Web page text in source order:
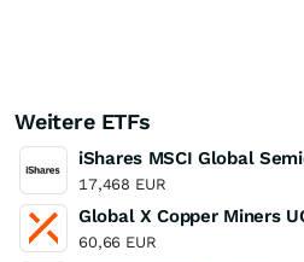
Weitere ETFs
17,468 EUR
60,66 EUR